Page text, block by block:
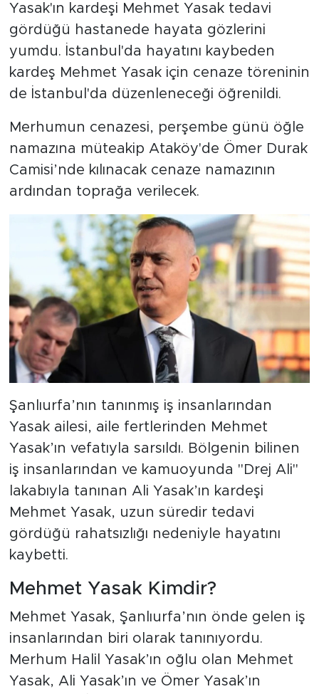
Yasak'ın kardeşi Mehmet Yasak tedavi
gördüğü hastanede hayata gözlerini
yumdu. İstanbul'da hayatını kaybeden
kardeş Mehmet Yasak için cenaze töreninin
de İstanbul'da düzenleneceği öğrenildi.
Merhumun cenazesi, perşembe günü öğle
namazına müteakip Ataköy'de Ömer Durak
Camisi’nde kılınacak cenaze namazının
ardından toprağa verilecek.
Şanlıurfa’nın tanınmış iş insanlarından
Yasak ailesi, aile fertlerinden Mehmet
Yasak’ın vefatıyla sarsıldı. Bölgenin bilinen
iş insanlarından ve kamuoyunda "Drej Ali"
lakabıyla tanınan Ali Yasak’ın kardeşi
Mehmet Yasak, uzun süredir tedavi
gördüğü rahatsızlığı nedeniyle hayatını
kaybetti.
Mehmet Yasak Kimdir?
Mehmet Yasak, Şanlıurfa’nın önde gelen iş
insanlarından biri olarak tanınıyordu.
Merhum Halil Yasak’ın oğlu olan Mehmet
Yasak, Ali Yasak’ın ve Ömer Yasak’ın